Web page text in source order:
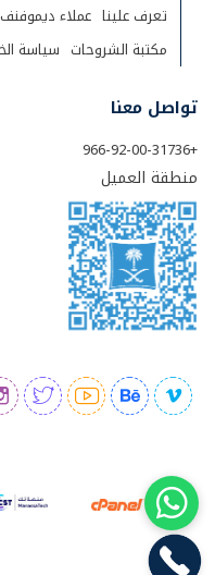
تعرف علينا عملاء ديموفنف
مكتبة الشروحات سياسة
تواصل معنا
+966-92-00-31736
منطقة العميل